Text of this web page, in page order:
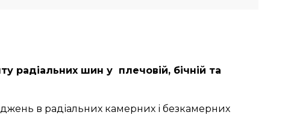
радіальних шин у плечовій, бічній та
в радіальних камерних і безкамерних